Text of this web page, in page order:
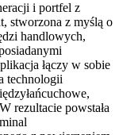
i portfel z
stworzona z myślą o
handlowych,
łączy w sobie
technologii
rezultacie powstała